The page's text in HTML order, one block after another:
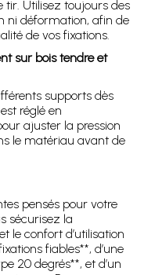
tir. Utilisez toujours des
ni déformation, afin de
de vos fixations.
sur bois tendre et
supports dès
réglé en
ajuster la pression
le matériau avant de
pensés pour votre
sécurisez la
le confort d’utilisation
fiables**, d’une
20 degrés**, et d’un